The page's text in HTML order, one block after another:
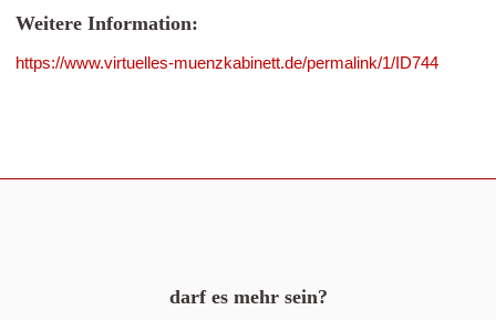
Weitere Information:
https://www.virtuelles-muenzkabinett.de/permalink/1/ID744
darf es mehr sein?